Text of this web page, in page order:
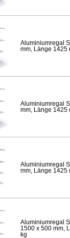
Aluminiumregal
mm, Länge 1425
Aluminiumregal
mm, Länge 1425
Aluminiumregal
mm, Länge 1425
Aluminiumregal
1500 x 500 mm,
kg